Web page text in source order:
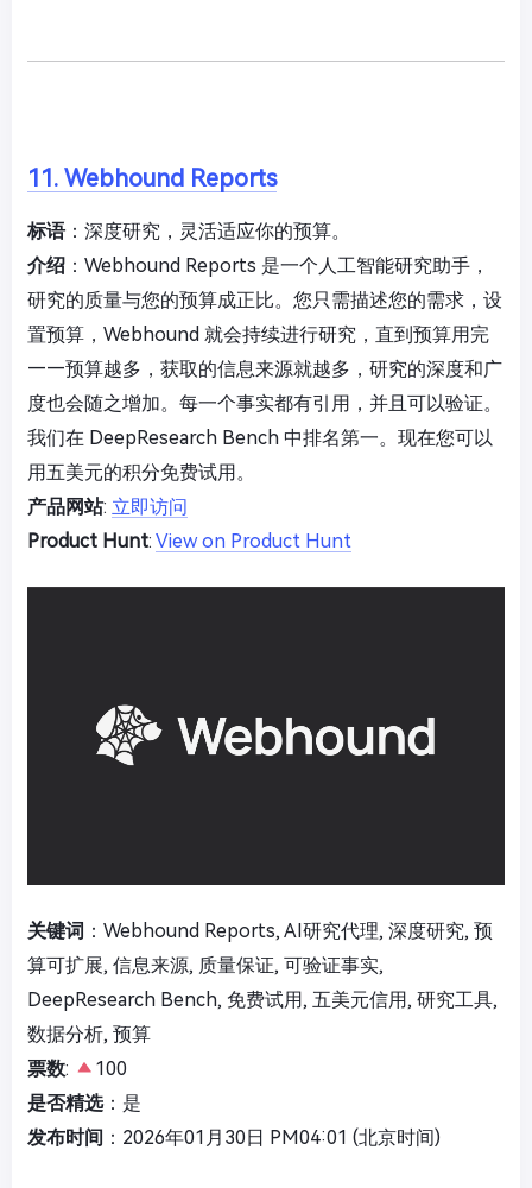
11. Webhound Reports
标语：深度研究，灵活适应你的预算。
介绍 ：Webhound Reports 是一个人工智能研究助手，
研究的质量与您的预算成正比。您只需描述您的需求，设
置预算，Webhound 就会持续进行研究，直到预算用完
——预算越多，获取的信息来源就越多，研究的深度和广
度也会随之增加。每一个事实都有引用，并且可以验证。
我们在 DeepResearch Bench 中排名第一。现在您可以
用五美元的积分免费试用。
产品网站: 立即访问
Product Hunt: View on Product Hunt
关键词 ：Webhound Reports, AI研究代理, 深度研究, 预
算可扩展, 信息来源, 质量保证, 可验证事实,
DeepResearch Bench, 免费试用, 五美元信用, 研究工具,
数据分析, 预算
票数:
100
是否精选：是
发布时间 ：2026年01月30日 PM04:01 (北京时间)